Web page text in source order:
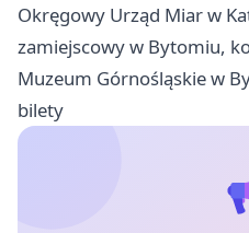
Okręgowy Urząd Miar w
zamiejscowy w Bytomiu,
Muzeum Górnośląskie w
bilety